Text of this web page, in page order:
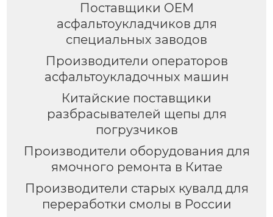
Поставщики OEM
асфальтоукладчиков для
специальных заводов
Производители операторов
асфальтоукладочных машин
Китайские поставщики
разбрасывателей щепы для
погрузчиков
Производители оборудования для
ямочного ремонта в Китае
Производители старых кувалд для
переработки смолы в России